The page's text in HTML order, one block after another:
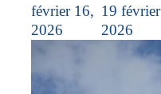
février 16,
2026
19 février
2026